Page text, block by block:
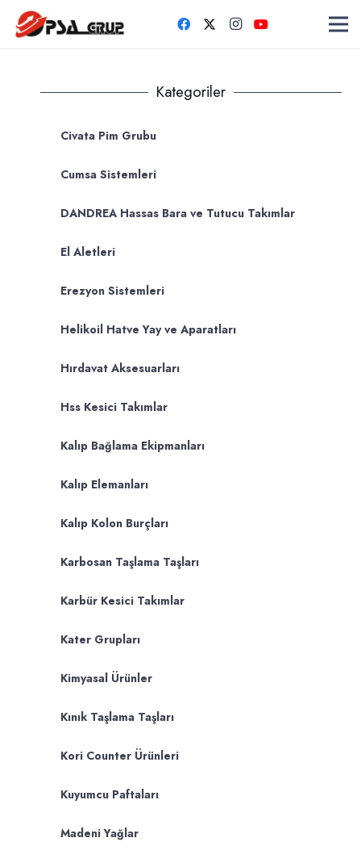
Kategoriler
Civata Pim Grubu
Cumsa Sistemleri
DANDREA Hassas Bara ve Tutucu Takımlar
El Aletleri
Erezyon Sistemleri
Helikoil Hatve Yay ve Aparatları
Hırdavat Aksesuarları
Hss Kesici Takımlar
Kalıp Bağlama Ekipmanları
Kalıp Elemanları
Kalıp Kolon Burçları
Karbosan Taşlama Taşları
Karbür Kesici Takımlar
Kater Grupları
Kimyasal Ürünler
Kınık Taşlama Taşları
Kori Counter Ürünleri
Kuyumcu Paftaları
Madeni Yağlar